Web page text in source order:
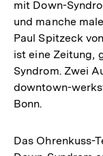
mit Down-
und manche
Paul Spitzeck
ist eine Zeitung,
Syndrom. Zwei
downtown-
Bonn.
Das Ohrenkuss-